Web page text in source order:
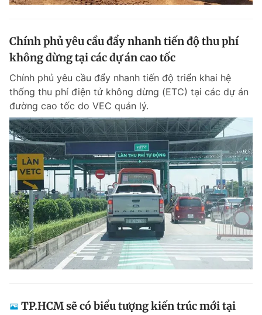
Chính phủ yêu cầu đẩy nhanh tiến độ thu phí
không dừng tại các dự án cao tốc
Chính phủ yêu cầu đẩy nhanh tiến độ triển khai hệ
thống thu phí điện tử không dừng (ETC) tại các dự án
đường cao tốc do VEC quản lý.
TP.HCM sẽ có biểu tượng kiến trúc mới tại